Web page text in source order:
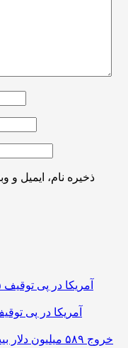
ذخیره نام، ایمیل